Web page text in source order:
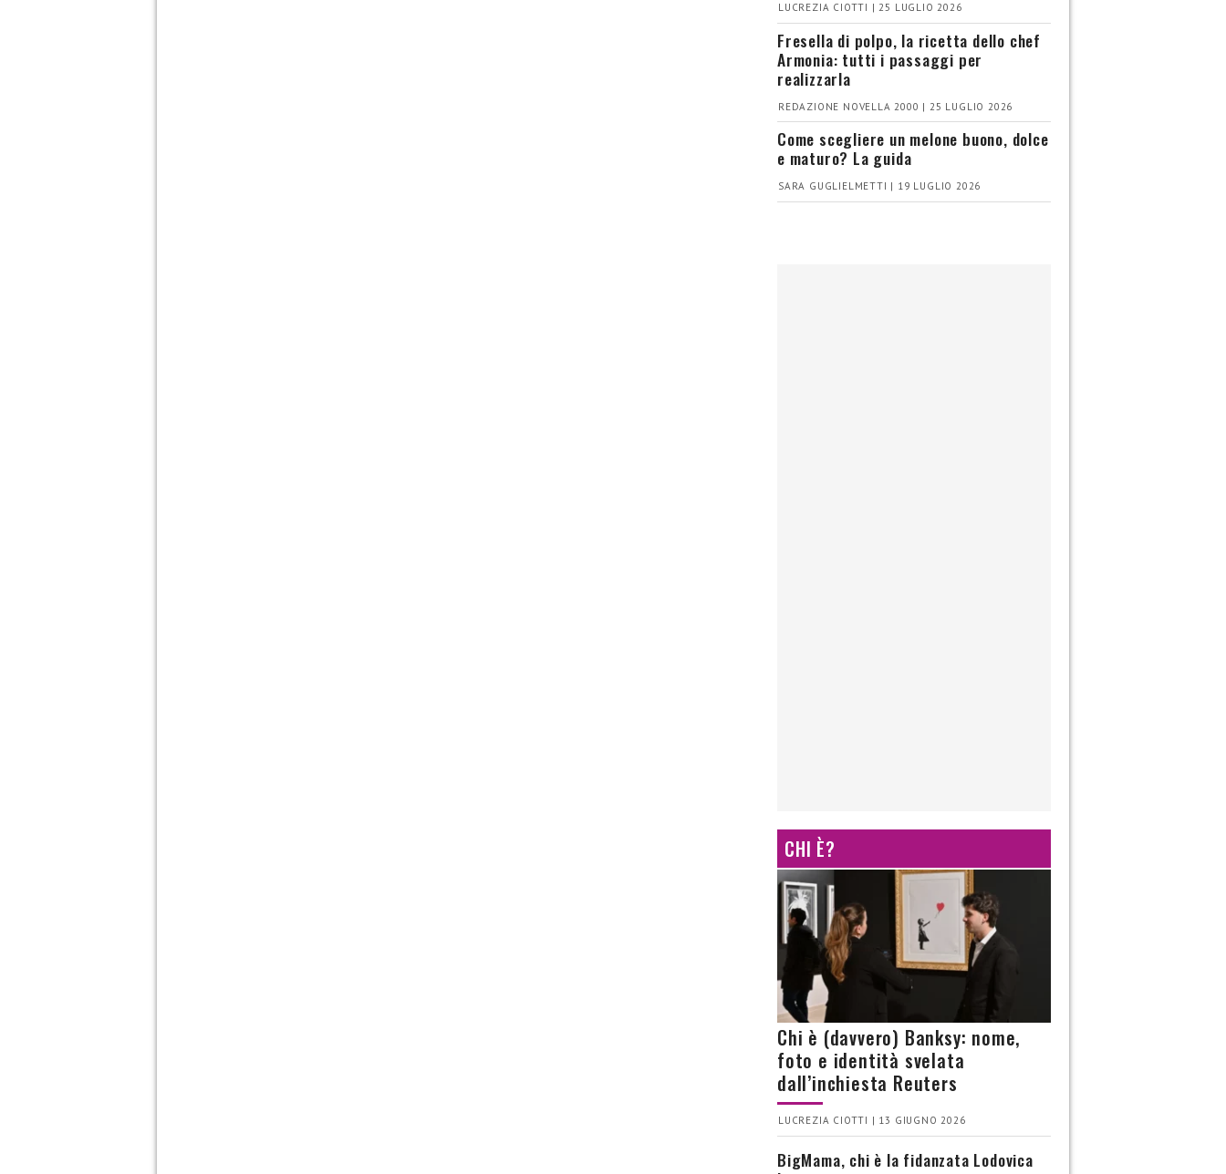
LUCREZIA CIOTTI | 25 LUGLIO 2026
Fresella di polpo, la ricetta dello chef
Armonia: tutti i passaggi per
realizzarla
REDAZIONE NOVELLA 2000 | 25 LUGLIO 2026
Come scegliere un melone buono, dolce
e maturo? La guida
SARA GUGLIELMETTI | 19 LUGLIO 2026
CHI È?
Chi è (davvero) Banksy: nome,
foto e identità svelata
dall’inchiesta Reuters
LUCREZIA CIOTTI | 13 GIUGNO 2026
BigMama, chi è la fidanzata Lodovica